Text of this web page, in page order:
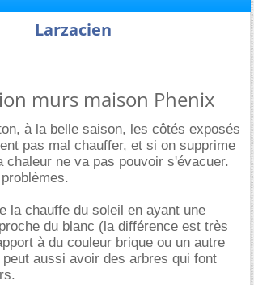
Larzacien
murs maison Phenix
à la belle saison, les côtés exposés
pas mal chauffer, et si on supprime
chaleur ne va pas pouvoir s'évacuer.
la chauffe du soleil en ayant une
du blanc (la différence est très
à du couleur brique ou un autre
aussi avoir des arbres qui font